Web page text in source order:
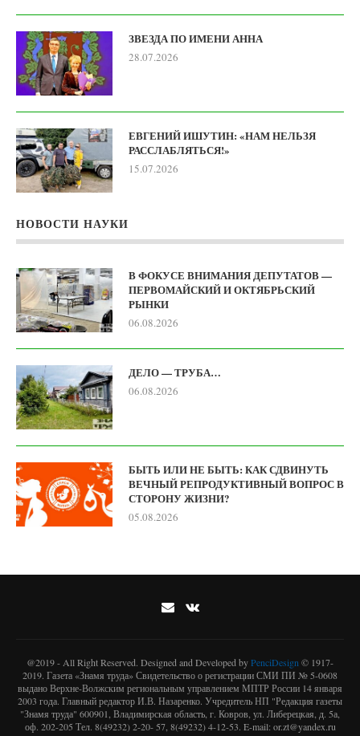
ЗВЕЗДА ПО ИМЕНИ АННА
28.07.2026
ЕВГЕНИЙ ИШУТИН: «НАМ НЕЛЬЗЯ
РАССЛАБЛЯТЬСЯ!»
15.07.2026
НОВОСТИ НАУКИ
В ФОКУСЕ ВНИМАНИЯ ДЕПУТАТОВ —
ПЕРВОМАЙСКИЙ И ОКТЯБРЬСКИЙ
РЫНКИ
06.08.2026
ДЕЛО — ТРУБА…
06.08.2026
БЫТЬ ИЛИ НЕ БЫТЬ: КАК СДВИНУТЬ
ВЕЧНЫЙ РЕПРОДУКТИВНЫЙ ВОПРОС В
СТОРОНУ ЖИЗНИ?
05.08.2026
@2019 - All Right Reserved. Designed and Developed byPenciDesign © 1917-
2019. Газета «Знамя труда» Свидетельство о регистрации СМИ ПИ № 5-0608
выдано Верхне-Волжским региональным управлением МПТР России 14 января
2003 года. Главный редактор И.В. Назаренко. Учредитель НП "Редакция газеты
"Знамя труда" 600901, Владимирская область, г. Ковров, ул. Либерецкая, д. 5а,
оф. 202-205 Тел. 8(49232) 2-20- 57, 8(49232) 4-12-53. E-mail: or.zt@yandex.ru